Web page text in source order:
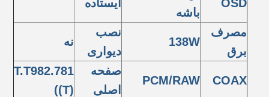
OSD
باشه
ایستاده
مصرف
برق
138W
نصب
دیواری
نه
COAX
PCM/RAW
صفحه
اصلی
T.T982.781
((T)